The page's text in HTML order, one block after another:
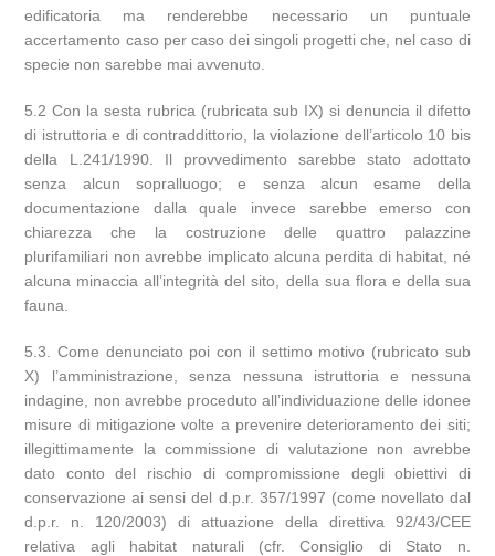
edificatoria ma renderebbe necessario un puntuale
accertamento caso per caso dei singoli progetti che, nel caso di
specie non sarebbe mai avvenuto.
5.2 Con la sesta rubrica (rubricata sub IX) si denuncia il difetto
di istruttoria e di contraddittorio, la violazione dell’articolo 10 bis
della L.241/1990. Il provvedimento sarebbe stato adottato
senza alcun sopralluogo; e senza alcun esame della
documentazione dalla quale invece sarebbe emerso con
chiarezza che la costruzione delle quattro palazzine
plurifamiliari non avrebbe implicato alcuna perdita di habitat, né
alcuna minaccia all’integrità del sito, della sua flora e della sua
fauna.
5.3. Come denunciato poi con il settimo motivo (rubricato sub
X) l’amministrazione, senza nessuna istruttoria e nessuna
indagine, non avrebbe proceduto all’individuazione delle idonee
misure di mitigazione volte a prevenire deterioramento dei siti;
illegittimamente la commissione di valutazione non avrebbe
dato conto del rischio di compromissione degli obiettivi di
conservazione ai sensi del d.p.r. 357/1997 (come novellato dal
d.p.r. n. 120/2003) di attuazione della direttiva 92/43/CEE
relativa agli habitat naturali (cfr. Consiglio di Stato n.